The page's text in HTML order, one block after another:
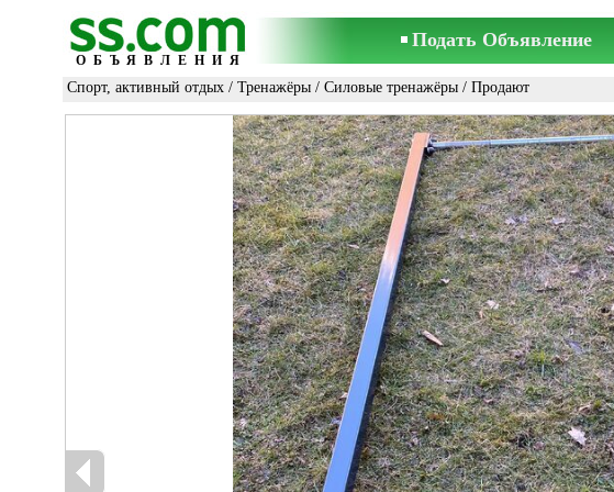
ОБЪЯВЛЕНИЯ
Подать Объявление
Спорт, активный отдых / Тренажёры / Силовые тренажёры / Продают